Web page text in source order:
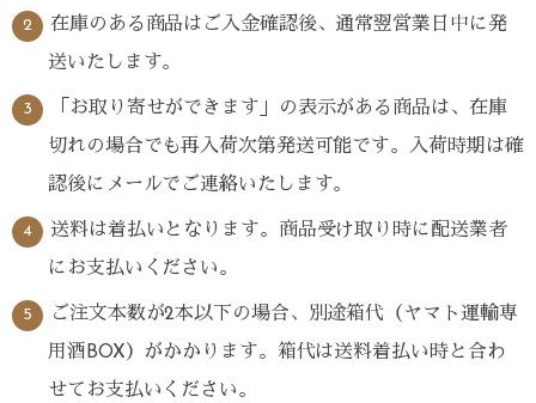
在庫のある商品はご入金確認後、通常翌営業日中に発
送いたします。
「お取り寄せができます」の表示がある商品は、在庫
切れの場合でも再入荷次第発送可能です。入荷時期は確
認後にメールでご連絡いたします。
送料は着払いとなります。商品受け取り時に配送業者
にお支払いください。
ご注文本数が2本以下の場合、別途箱代（ヤマト運輸専
用酒BOX）がかかります。箱代は送料着払い時と合わ
せてお支払いください。